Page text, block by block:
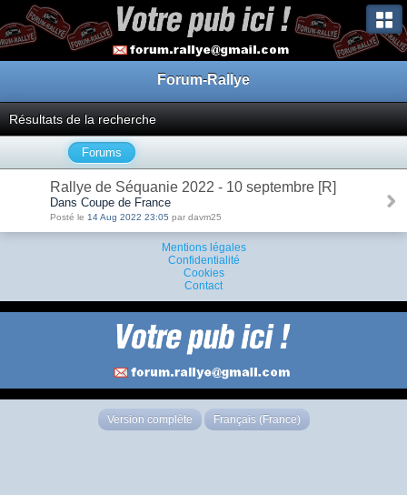
Forum-Rallye
Résultats de la recherche
Forums
Rallye de Séquanie 2022 - 10 septembre [R]
Dans Coupe de France
Posté le 14 Aug 2022 23:05 par davm25
Mentions légales
Confidentialité
Cookies
Contact
Version complète Français (France)